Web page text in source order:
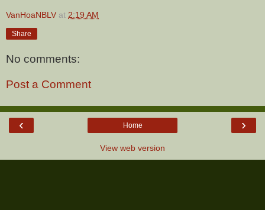
VanHoaNBLV at 2:19 AM
Share
No comments:
Post a Comment
‹ ›
Home
View web version